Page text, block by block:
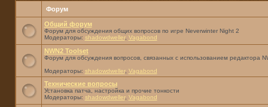
Форум
Общий форум
Форум для обсуждения общих вопросов по игре Neverwinter Night 2
Модераторы: shadowdweller, Vagabond
NWN2 Toolset
Форум для обсуждения вопросов, связанных с использованием редактора
Модераторы: shadowdweller, Vagabond
Технические вопросы
Установка патча, настройка и прочие тонкости
Модераторы: shadowdweller, Vagabond